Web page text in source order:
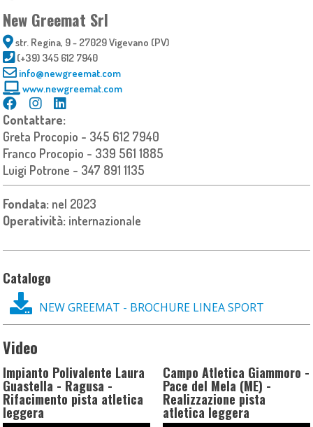
New Greemat Srl
str. Regina, 9 - 27029 Vigevano (PV)
(+39) 345 612 7940
info@newgreemat.com
www.newgreemat.com
Contattare:
Greta Procopio - 345 612 7940
Franco Procopio - 339 561 1885
Luigi Potrone - 347 891 1135
Fondata: nel 2023
Operatività: internazionale
Catalogo
NEW GREEMAT - BROCHURE LINEA SPORT
Video
Impianto Polivalente Laura
Guastella - Ragusa -
Rifacimento pista atletica
leggera
Campo Atletica Giammoro -
Pace del Mela (ME) -
Realizzazione pista
atletica leggera